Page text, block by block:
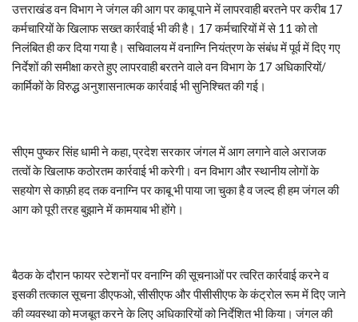
उत्तराखंड वन विभाग ने जंगल की आग पर काबू पाने में लापरवाही बरतने पर करीब 17
कर्मचारियों के खिलाफ सख्त कार्रवाई भी की है। 17 कर्मचारियों में से 11 को तो
निलंबित ही कर दिया गया है। सचिवालय में वनाग्नि नियंत्रण के संबंध में पूर्व में दिए गए
निर्देशों की समीक्षा करते हुए लापरवाही बरतने वाले वन विभाग के 17 अधिकारियों/
कार्मिकों के विरुद्ध अनुशासनात्मक कार्रवाई भी सुनिश्चित की गई।
सीएम पुष्कर सिंह धामी ने कहा, प्रदेश सरकार जंगल में आग लगाने वाले अराजक
तत्वों के खिलाफ कठोरतम कार्रवाई भी करेगी। वन विभाग और स्थानीय लोगों के
सहयोग से काफ़ी हद तक वनाग्नि पर काबू भी पाया जा चुका है व जल्द ही हम जंगल की
आग को पूरी तरह बुझाने में कामयाब भी होंगे।
बैठक के दौरान फायर स्टेशनों पर वनाग्नि की सूचनाओं पर त्वरित कार्रवाई करने व
इसकी तत्काल सूचना डीएफओ, सीसीएफ और पीसीसीएफ के कंट्रोल रूम में दिए जाने
की व्यवस्था को मजबूत करने के लिए अधिकारियों को निर्देशित भी किया। जंगल की